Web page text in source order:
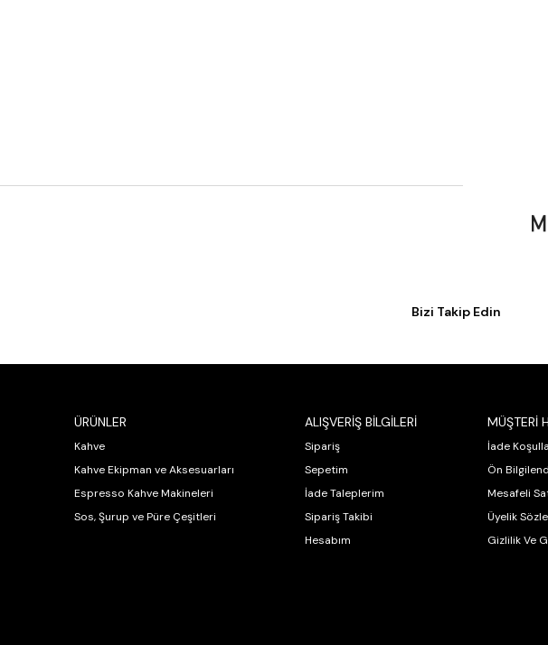
Bizi Takip Edin
ÜRÜNLER
Kahve
Kahve Ekipman ve Aksesuarları
Espresso Kahve Makineleri
Sos, Şurup ve Püre Çeşitleri
ALIŞVERİŞ BİLGİLERİ
Sipariş
Sepetim
İade Taleplerim
Sipariş Takibi
Hesabım
MÜŞTERİ
İade
Ön
Mesafeli
Üyelik
Gizlilik Ve